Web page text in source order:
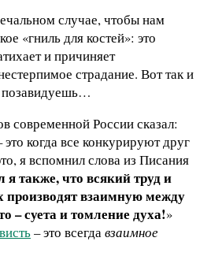
случае, чтобы нам
«гниль для костей»: это
и причиняет
страдание. Вот так и
позавидуешь…
современной России сказал:
когда все конкурируют друг
я вспомнил слова из Писания
я также, что всякий труд и
производят взаимную между
– суета и томление духа!»
– это всегдавзаимное